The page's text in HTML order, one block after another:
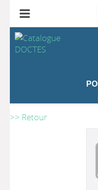
>> Retour